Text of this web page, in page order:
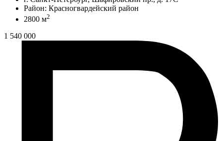
Район: Красногвардейский район
2800 м2
1 540 000